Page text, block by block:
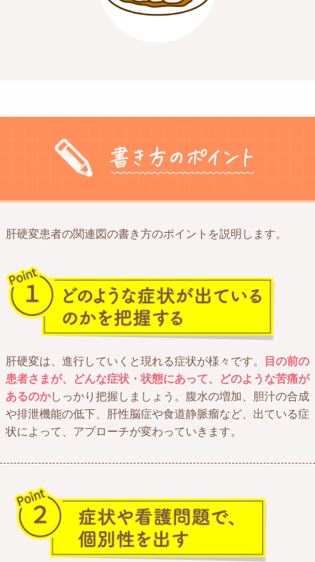
肝硬変患者の関連図の書き方のポイントを説明します。
肝硬変は、進行していくと現れる症状が様々です。
目の前の
患者さまが、どんな症状・状態にあって、どのような苦痛が
あるのかしっかり把握しましょう。腹水の増加、胆汁の合成
や排泄機能の低下、肝性脳症や食道静脈瘤など、出ている症
状によって、アプローチが変わっていきます。